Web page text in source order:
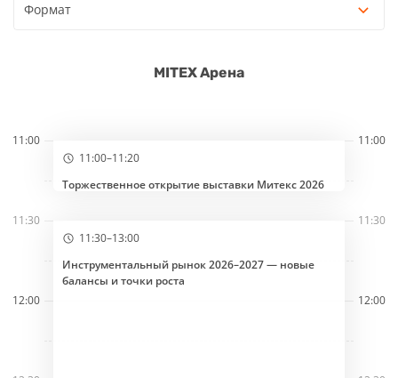
Формат
MITEX Арена
11:00 11:00
11:30 11:30
12:00 12:00
11:00–11:20
Торжественное открытие выставки Митекс 2026
11:30–13:00
Инструментальный рынок 2026–2027 — новые
балансы и точки роста